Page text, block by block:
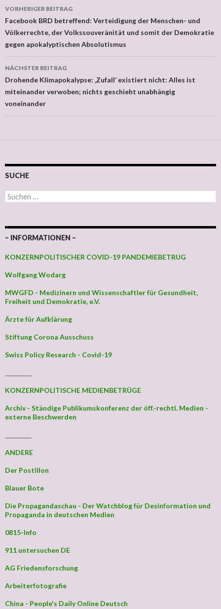
Beitragsnavigation
VORHERIGER BEITRAG
Facebook BRD betreffend: Verteidigung der Menschen- und
Völkerrechte, der Volkssouveränität und somit der Demokratie
gegen apokalyptischen Absolutismus
NÄCHSTER BEITRAG
Drohende Klimapokalypse: ‚Zufall‘ existiert nicht: Alles ist
miteinander verwoben; nichts geschieht unabhängig
voneinander
SUCHE
Suchen nach:
– INFORMATIONEN –
KONZERNPOLITISCHER COVID-19 PANDEMIEBETRUG
Wolfgang Wodarg
MWGFD - Medizinern und Wissenschaftler für Gesundheit,
Freiheit und Demokratie, e.V.
Ärzte für Aufklärung
Stiftung Corona Ausschuss
Swiss Policy Research - Covid-19
KONZERNPOLITISCHE MEDIENBETRÜGE
Archiv - Ständige Publikumskonferenz der öff.-rechtl. Medien -
externe Beschwerden
ANDERE
Der Postillon
Blauer Bote
Die Propagandaschau - Der Watchblog für Desinformation und
Propaganda in deutschen Medien
0815-Info
911 untersuchen DE
AG Friedensforschung
Arbeiterfotografie
China - People's Daily Online Deutsch